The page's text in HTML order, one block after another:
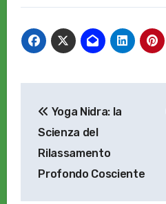
articoli
Yoga Nidra: la
Scienza del
Rilassamento
Profondo Cosciente